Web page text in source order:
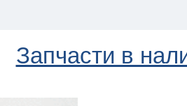
Запчасти в